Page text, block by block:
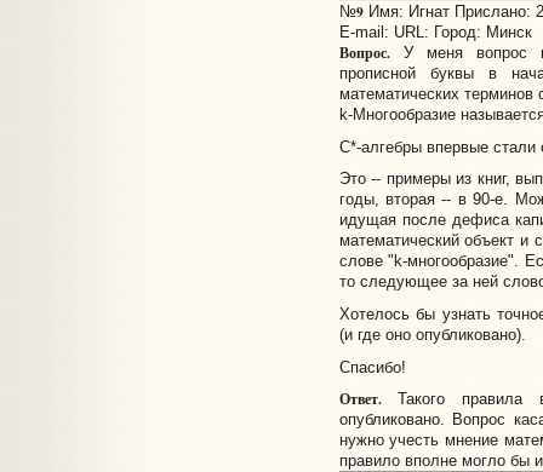
№9Имя: Игнат Прислано:
E-mail: URL: Город: Минск
Вопрос.У меня вопрос
прописной буквы в
математических
k-Многообразие
C*-алгебры впервые стали
Это -- примеры из книг,
годы, вторая -- в 90-е.
идущая после дефиса
математический объект и
слове "k-многообразие".
то следующее за ней
Хотелось бы узнать
(и где оно опубликовано).
Спасибо!
Ответ.Такого правила
опубликовано. Вопрос
нужно учесть мнение
правило вполне могло бы